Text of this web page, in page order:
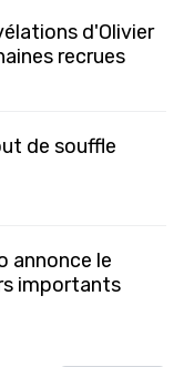
d'Olivier
recrues
de souffle
annonce le
importants